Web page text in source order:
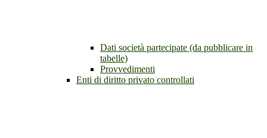
Dati società partecipate (da pubblicare in
tabelle)
Provvedimenti
Enti di diritto privato controllati